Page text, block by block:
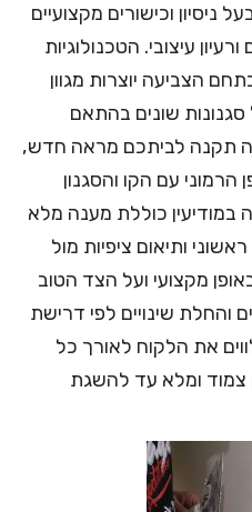
ניסיון וכישורים מקצועיים
עיצובי. הטכנולוגיות
הצביעה יוצרות מגוון
שונים בהתאם
תקנה לביתכם מראה חדש,
עם הקו והסגנון
במודיעין כוללת מענה מלא
ותיאום ציפיות מול
מקצועי ועל הצד הטוב
והחלת שינויים לפי דרישת
את הלקוח לאורך כל
צמוד ומלא עד להשגת